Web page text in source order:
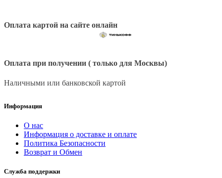
Оплата картой на сайте онлайн
Оплата при получении ( только для Москвы)
Наличными или банковской картой
Информация
О нас
Информация о доставке и оплате
Политика Безопасности
Возврат и Обмен
Служба поддержки